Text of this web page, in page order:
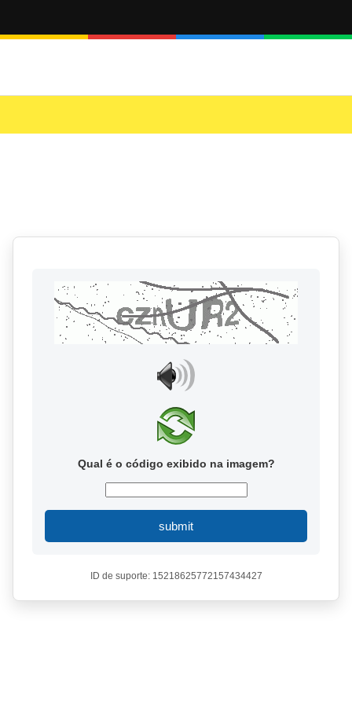
Qual é o código exibido na imagem?
submit
ID de suporte: 15218625772157434427